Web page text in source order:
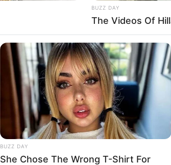
BUZZ DAY
The Videos Of
BUZZ DAY
She Chose The Wrong T-Shirt For